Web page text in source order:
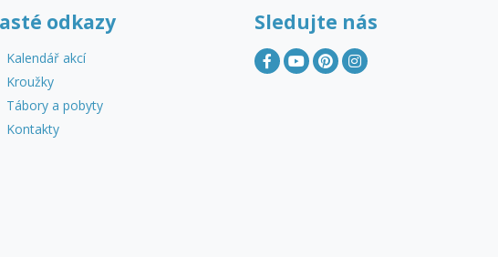
odkazy
Kalendář akcí
Kroužky
Tábory a pobyty
Kontakty
Sledujte nás